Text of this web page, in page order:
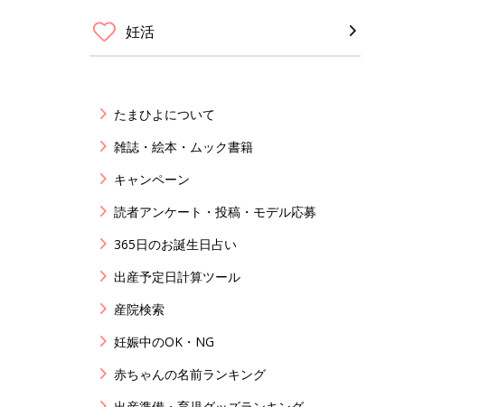
妊活
たまひよについて
雑誌・絵本・ムック書籍
キャンペーン
読者アンケート・投稿・モデル応募
365日のお誕生日占い
出産予定日計算ツール
産院検索
妊娠中のOK・NG
赤ちゃんの名前ランキング